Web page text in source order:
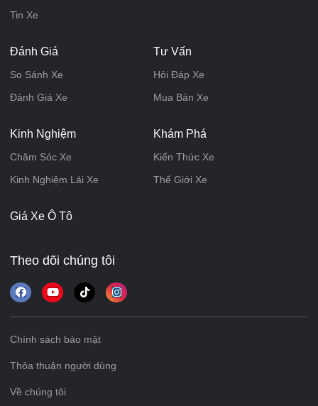
Tin Xe
Đánh Giá
So Sánh Xe
Đánh Giá Xe
Tư Vấn
Hỏi Đáp Xe
Mua Bán Xe
Kinh Nghiệm
Chăm Sóc Xe
Kinh Nghiệm Lái Xe
Khám Phá
Kiến Thức Xe
Thế Giới Xe
Giá Xe Ô Tô
Theo dõi chúng tôi
Chính sách bảo mật
Thỏa thuận người dùng
Về chúng tôi